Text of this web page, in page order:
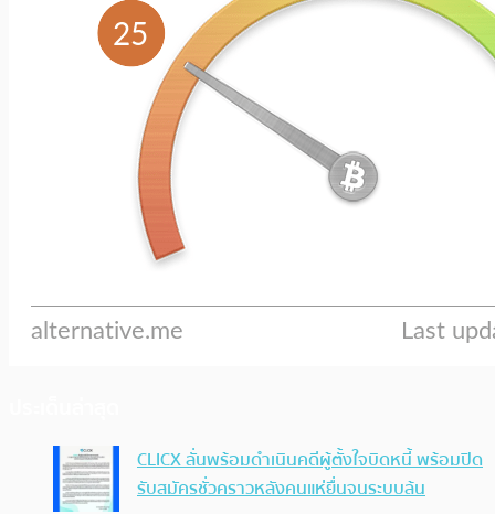
CLICX ลั่นพร้อมดำเนินคดีผู้ตั้งใจบิดหนี้ พร้อมปิด
รับสมัครชั่วคราวหลังคนแห่ยื่นจนระบบล้น